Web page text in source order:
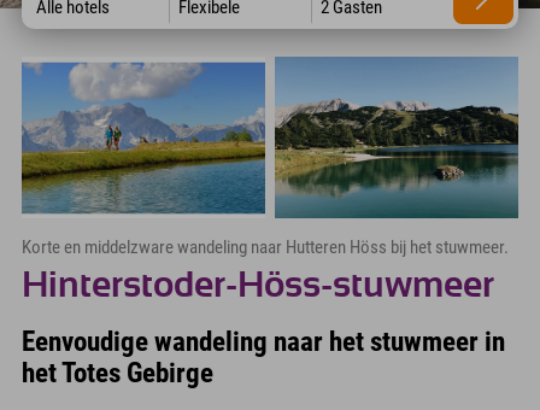
Alle hotels Flexibele 2 Gasten
Korte en middelzware wandeling naar Hutteren Höss bij het stuwmeer.
Hinterstoder-Höss-stuwmeer
Eenvoudige wandeling naar het stuwmeer in
het Totes Gebirge